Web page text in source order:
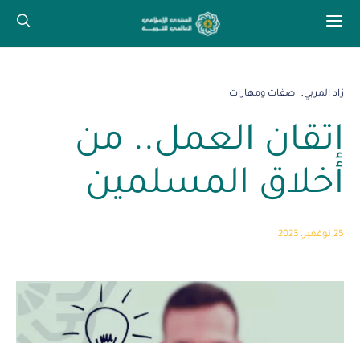
زاد المربي صفات ومهارات
إتقان العمل.. من
أخلاق المسلمين
25 نوفمبر، 2023